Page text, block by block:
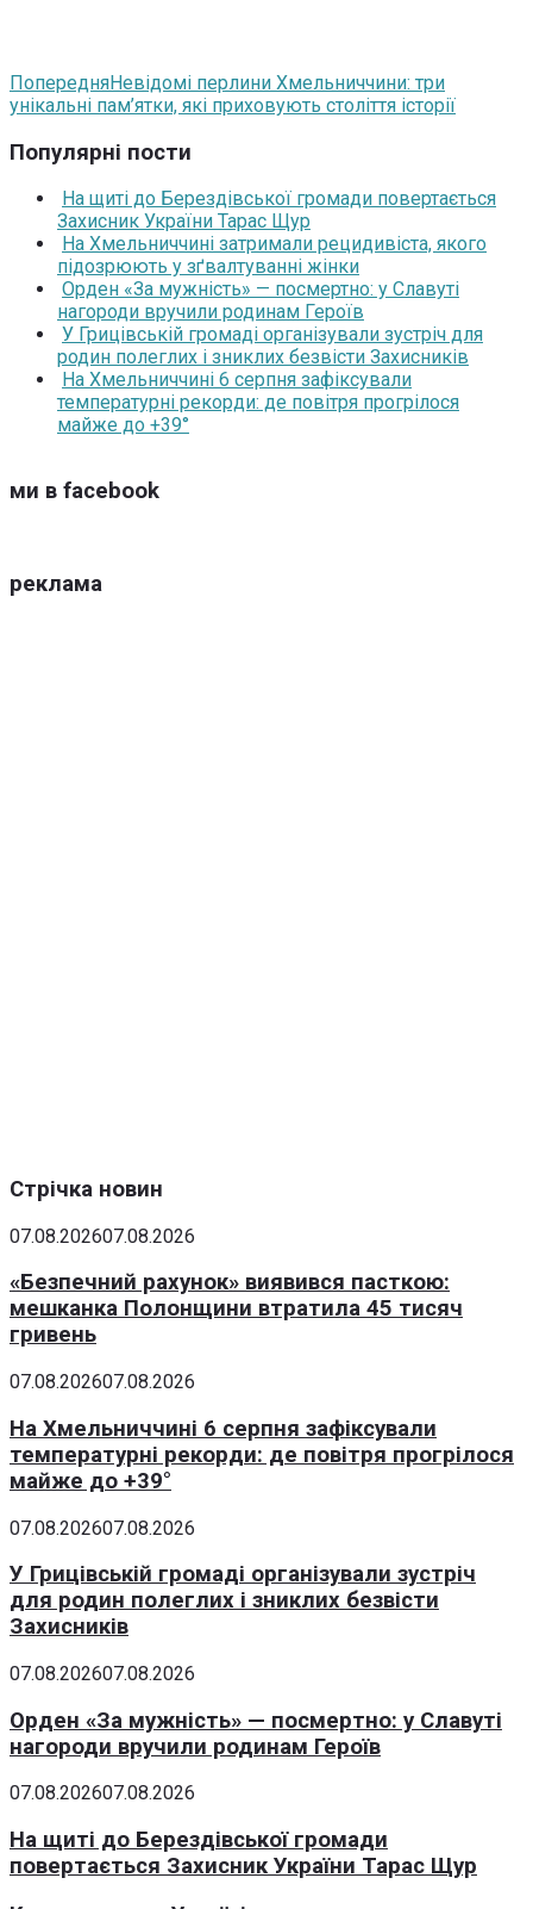
ПопередняНевідомі перлини Хмельниччини: три
унікальні пам’ятки, які приховують століття історії
Популярні пости
На щиті до Берездівської громади повертається
Захисник України Тарас Щур
На Хмельниччині затримали рецидивіста, якого
підозрюють у зґвалтуванні жінки
Орден «За мужність» — посмертно: у Славуті
нагороди вручили родинам Героїв
У Грицівській громаді організували зустріч для
родин полеглих і зниклих безвісти Захисників
На Хмельниччині 6 серпня зафіксували
температурні рекорди: де повітря прогрілося
майже до +39°
ми в facebook
реклама
Стрічка новин
07.08.202607.08.2026
«Безпечний рахунок» виявився пасткою:
мешканка Полонщини втратила 45 тисяч
гривень
07.08.202607.08.2026
На Хмельниччині 6 серпня зафіксували
температурні рекорди: де повітря прогрілося
майже до +39°
07.08.202607.08.2026
У Грицівській громаді організували зустріч
для родин полеглих і зниклих безвісти
Захисників
07.08.202607.08.2026
Орден «За мужність» — посмертно: у Славуті
нагороди вручили родинам Героїв
07.08.202607.08.2026
На щиті до Берездівської громади
повертається Захисник України Тарас Щур